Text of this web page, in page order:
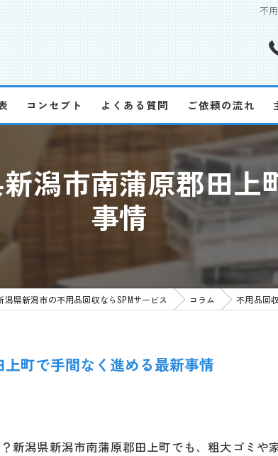
不
コンセプト よくある質問 ご依頼の流れ
潟市南蒲原郡田上
事情
潟県新潟市の不用品回収ならSPMサービス コラム 不用品回
町で手間なく進める最新事情
新潟県新潟市南蒲原郡田上町でも、粗大ゴミ